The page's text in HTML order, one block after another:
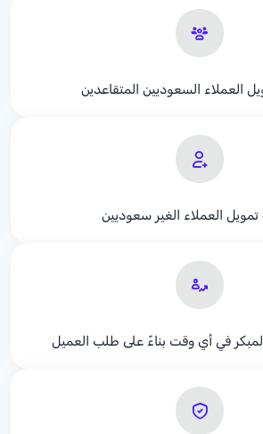
العملاء السعوديين المتقاعدين
تمويل العملاء الغير سعوديين
في أي وقت بناءً على طلب العميل